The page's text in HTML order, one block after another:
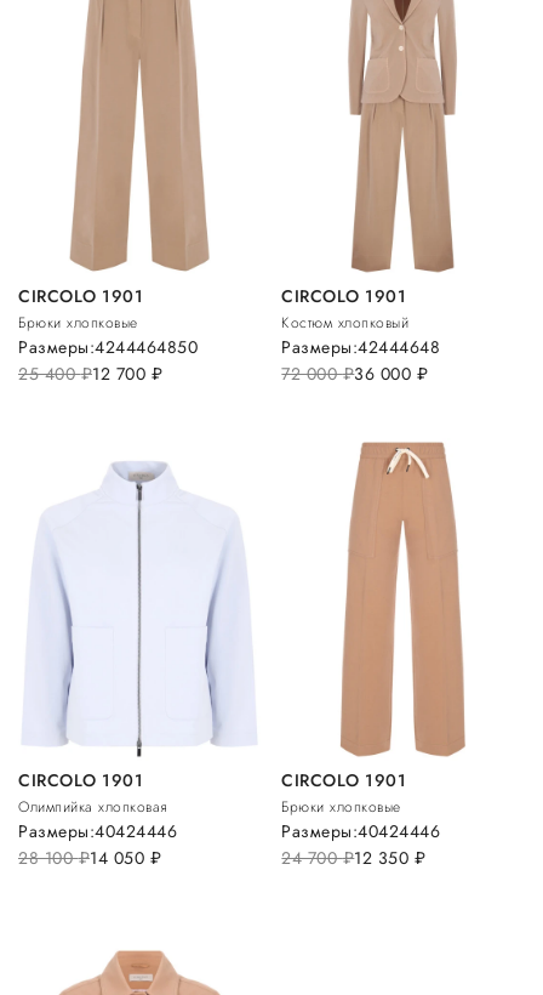
CIRCOLO 1901
Брюки хлопковые
25 400руб.12 700 руб.
Размеры:4244464850
CIRCOLO 1901
Костюм хлопковый
72 000руб.36 000 руб.
Размеры:42444648
CIRCOLO 1901
Олимпийка хлопковая
28 100руб.14 050 руб.
Размеры:40424446
CIRCOLO 1901
Брюки хлопковые
24 700руб.12 350 руб.
Размеры:40424446